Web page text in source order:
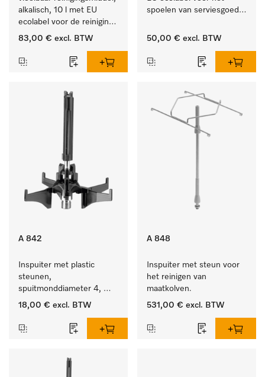
alkalisch, 10 l met EU
ecolabel voor de reiniging
van alledaags vuil op
glazen.
83,00 € excl. BTW
spoelen van serviesgoed,
50,00 € excl. BTW
A 842
Inspuiter met plastic
steunen,
spuitmonddiameter 4,
lengte 90 mm, 1 stuk
18,00 € excl. BTW
A 848
Inspuiter met steun voor
het reinigen van
maatkolven.
531,00 € excl. BTW